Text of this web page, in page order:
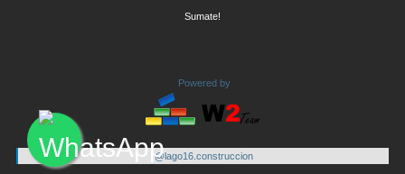
Sumate!
Powered by
@lago16.construccion